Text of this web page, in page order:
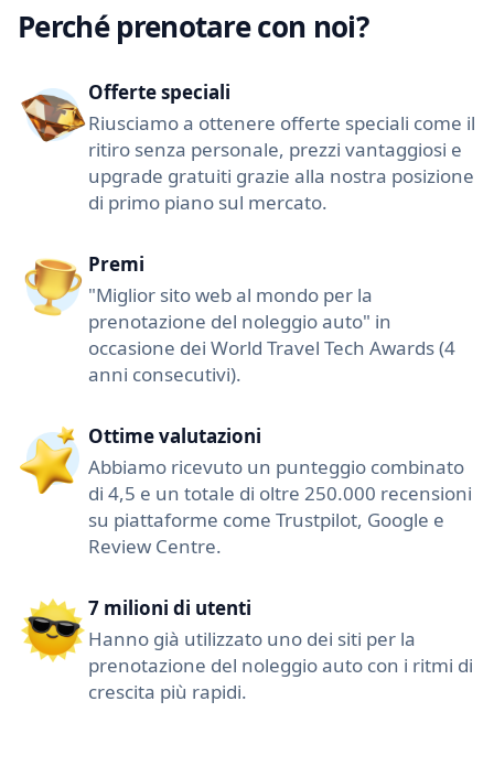
Perché prenotare con noi?
Offerte speciali
Riusciamo a ottenere offerte speciali come il
ritiro senza personale, prezzi vantaggiosi e
upgrade gratuiti grazie alla nostra posizione
di primo piano sul mercato.
Premi
"Miglior sito web al mondo per la
prenotazione del noleggio auto" in
occasione dei World Travel Tech Awards (4
anni consecutivi).
Ottime valutazioni
Abbiamo ricevuto un punteggio combinato
di 4,5 e un totale di oltre 250.000 recensioni
su piattaforme come Trustpilot, Google e
Review Centre.
7 milioni di utenti
Hanno già utilizzato uno dei siti per la
prenotazione del noleggio auto con i ritmi di
crescita più rapidi.